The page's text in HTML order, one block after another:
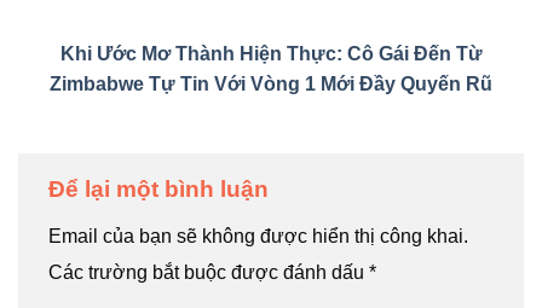
Khi Ước Mơ Thành Hiện Thực: Cô Gái Đến Từ
Zimbabwe Tự Tin Với Vòng 1 Mới Đầy Quyến Rũ
Để lại một bình luận
Email của bạn sẽ không được hiển thị công khai.
Các trường bắt buộc được đánh dấu *